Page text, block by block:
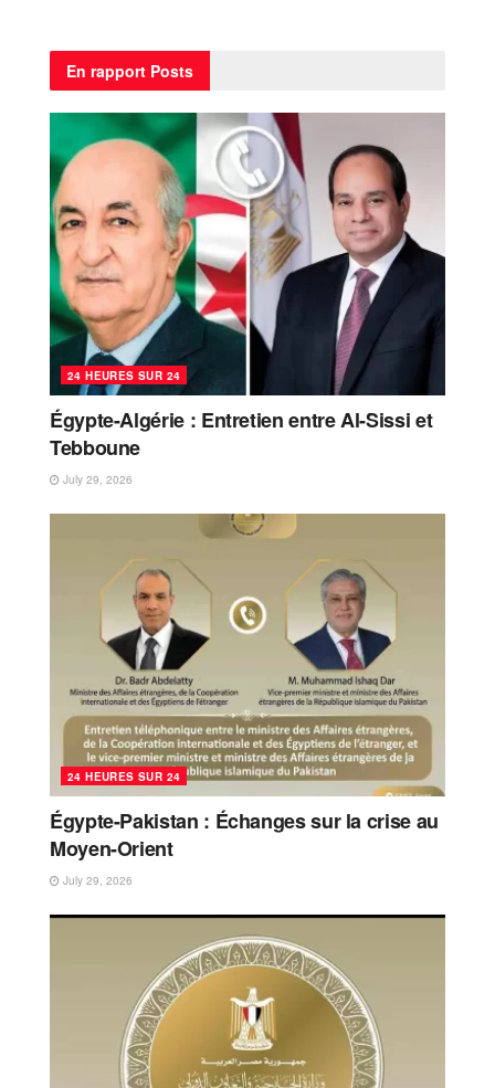
En rapport Posts
24 HEURES SUR 24
Égypte-Algérie : Entretien entre Al-Sissi et
Tebboune
July 29, 2026
24 HEURES SUR 24
Égypte-Pakistan : Échanges sur la crise au
Moyen-Orient
July 29, 2026